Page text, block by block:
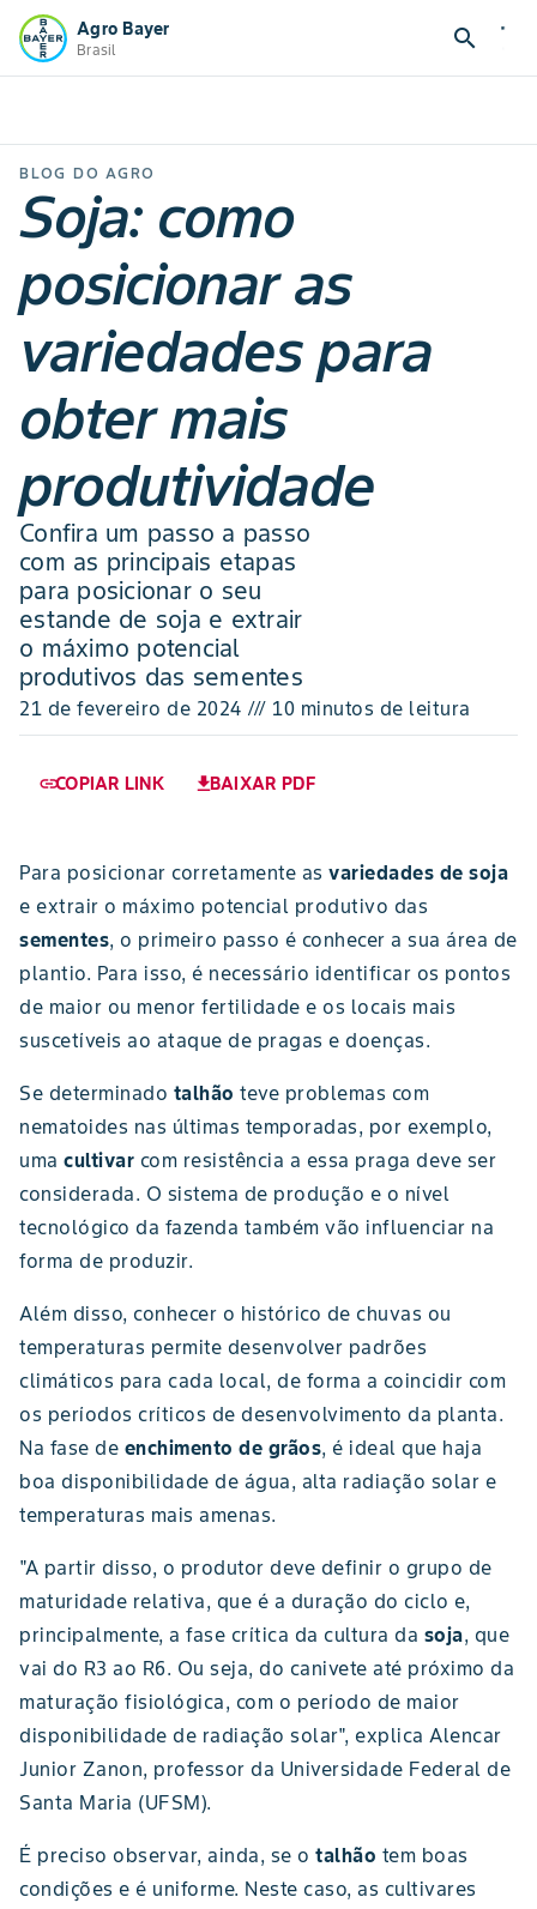
Agro Bayer
Brasil search
BLOG DO AGRO
Soja: como
posicionar as
variedades para
obter mais
produtividade
Confira um passo a passo
com as principais etapas
para posicionar o seu
estande de soja e extrair
o máximo potencial
produtivos das sementes
21 de fevereiro de 2024 /// 10 minutos de leitura
COPIAR LINK
link BAIXAR PDF
download
Para posicionar corretamente as variedades de soja
e extrair o máximo potencial produtivo das
sementes, o primeiro passo é conhecer a sua área de
plantio. Para isso, é necessário identificar os pontos
de maior ou menor fertilidade e os locais mais
suscetíveis ao ataque de pragas e doenças.
Se determinado talhão teve problemas com
nematoides nas últimas temporadas, por exemplo,
uma cultivar com resistência a essa praga deve ser
considerada. O sistema de produção e o nível
tecnológico da fazenda também vão influenciar na
forma de produzir.
Além disso, conhecer o histórico de chuvas ou
temperaturas permite desenvolver padrões
climáticos para cada local, de forma a coincidir com
os períodos críticos de desenvolvimento da planta.
Na fase de enchimento de grãos, é ideal que haja
boa disponibilidade de água, alta radiação solar e
temperaturas mais amenas.
"A partir disso, o produtor deve definir o grupo de
maturidade relativa, que é a duração do ciclo e,
principalmente, a fase crítica da cultura da soja, que
vai do R3 ao R6. Ou seja, do canivete até próximo da
maturação fisiológica, com o período de maior
disponibilidade de radiação solar", explica Alencar
Junior Zanon, professor da Universidade Federal de
Santa Maria (UFSM).
É preciso observar, ainda, se o talhão tem boas
condições e é uniforme. Neste caso, as cultivares